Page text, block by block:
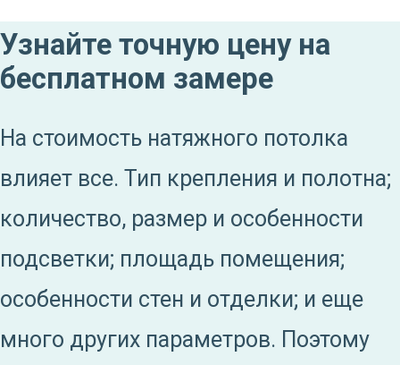
Узнайте точную цену на
бесплатном замере
На стоимость натяжного потолка
влияет все. Тип крепления и полотна;
количество, размер и особенности
подсветки; площадь помещения;
особенности стен и отделки; и еще
много других параметров. Поэтому